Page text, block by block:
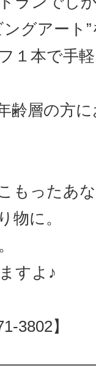
グアート”
１本で手
齢層の方
もったあ
物に。
すよ♪
3802】